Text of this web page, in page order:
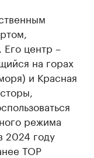
центр –
на горах
и Красная
режима
2024 году
ТОР